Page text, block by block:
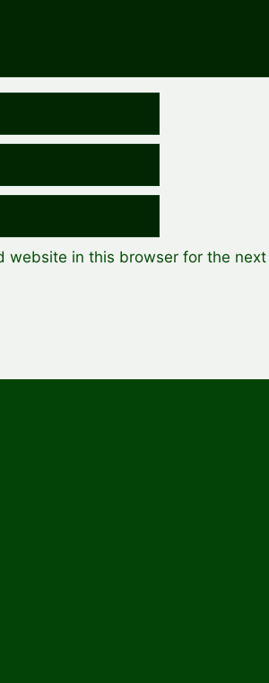
website in this browser for the